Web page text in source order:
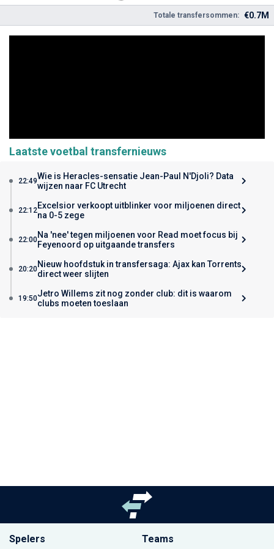
Totale transfersommen: €0.7M
Laatste voetbal transfernieuws
22:49Wie is Heracles-sensatie Jean-Paul N'Djoli? Data
wijzen naar FC Utrecht
22:12Excelsior verkoopt uitblinker voor miljoenen direct
na 0-5 zege
22:00Na 'nee' tegen miljoenen voor Read moet focus bij
Feyenoord op uitgaande transfers
20:20Nieuw hoofdstuk in transfersaga: Ajax kan Torrents
direct weer slijten
19:50Jetro Willems zit nog zonder club: dit is waarom
clubs moeten toeslaan
Spelers Teams